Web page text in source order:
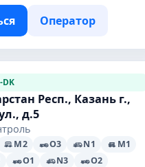
Оператор
DK
Респ., Казань г.,
д.5
M2 O3 N1
M1
O1 N3 O2